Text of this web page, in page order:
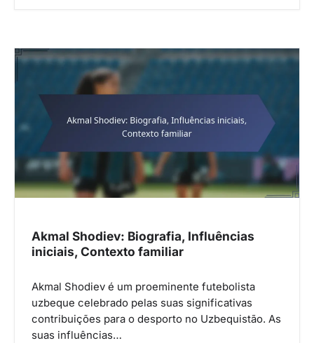
Akmal Shodiev: Biografia, Influências
iniciais, Contexto familiar
Akmal Shodiev é um proeminente futebolista
uzbeque celebrado pelas suas significativas
contribuições para o desporto no Uzbequistão. As
suas influências…